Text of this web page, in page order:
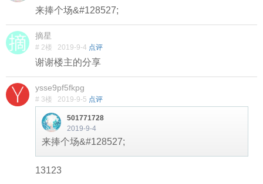
来捧个场&#128527;
摘星
# 2楼 2019-9-4 点评
谢谢楼主的分享
ysse9pf5fkpg
# 3楼 2019-9-5 点评
501771728
2019-9-4
来捧个场&#128527;
13123